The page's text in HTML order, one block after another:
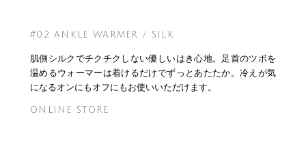
#02 ANKLE WARMER / SILK
肌側シルクでチクチクしない優しいはき心地。足首のツボを
温めるウォーマーは着けるだけでずっとあたたか。冷えが気
になるオンにもオフにもお使いいただけます。
ONLINE STORE